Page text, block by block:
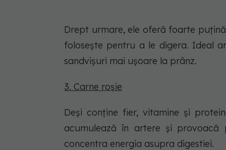
Drept urmare, ele oferă foarte
folosește pentru a le digera. Ideal
sandvișuri mai ușoare la prânz.
3. Carne roșie
Deși conține fier, vitamine și
acumulează în artere și
concentra energia asupra digestiei.